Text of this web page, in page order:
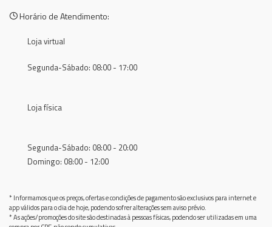
Horário de Atendimento:
Loja virtual
Segunda-Sábado: 08:00 - 17:00
Loja física
Segunda-Sábado: 08:00 - 20:00
Domingo: 08:00 - 12:00
* Informamos que os preços, ofertas e condições de pagamento são exclusivos para internet e
app válidos para o dia de hoje, podendo sofrer alterações sem aviso prévio.
* As ações/promoções do site são destinadas à pessoas físicas, podendo ser utilizadas em uma